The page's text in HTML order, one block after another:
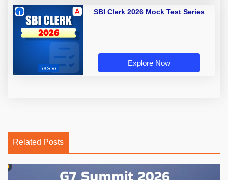
SBI Clerk 2026 Mock Test Series
Explore Now
Related Posts